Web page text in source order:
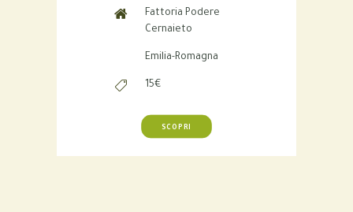
Fattoria Podere
Cernaieto
Emilia-Romagna
15€
SCOPRI